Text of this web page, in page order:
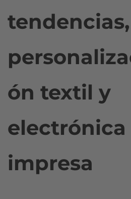
tendencias,
ón textil y
electrónica
impresa